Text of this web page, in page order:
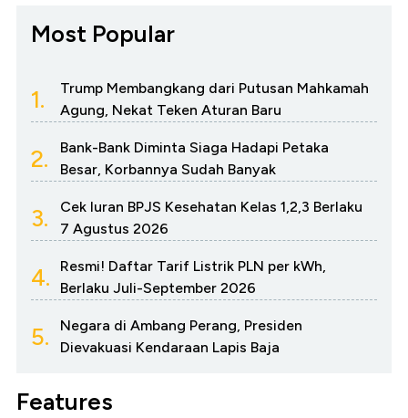
Most Popular
1.
Trump Membangkang dari Putusan Mahkamah
Agung, Nekat Teken Aturan Baru
2.
Bank-Bank Diminta Siaga Hadapi Petaka
Besar, Korbannya Sudah Banyak
3.
Cek Iuran BPJS Kesehatan Kelas 1,2,3 Berlaku
7 Agustus 2026
4.
Resmi! Daftar Tarif Listrik PLN per kWh,
Berlaku Juli-September 2026
5.
Negara di Ambang Perang, Presiden
Dievakuasi Kendaraan Lapis Baja
Features